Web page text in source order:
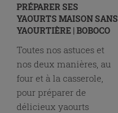
PRÉPARER SES
YAOURTS MAISON SANS
YAOURTIÈRE | BOBOCO
Toutes nos astuces et
nos deux manières, au
four et à la casserole,
pour préparer de
délicieux yaourts